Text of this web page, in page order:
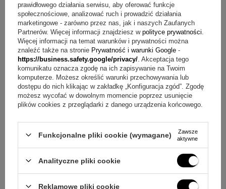
O co pytają najczęściej?
Pytanie:Jakie imię znajduje się na naszyjniku?
Odpowiedź:Zawieszka ma ozdobnie napisane imię Ania.
Pytanie: Jak mogę wykorzystać tabliczkę do personalizacji?
Odpowiedź:Tabliczka w kolorze złotym może zawierać
indywidualną dedykację, grafikę lub zdjęcie, a także można
skorzystać z naszych projektów.
Pytanie: Z jakiego materiału wykonano naszyjnik?
Odpowiedź:Produkt wykonany jest ze złota pr. 333.
Pytanie:Czy naszyjnik ma regulowaną długość?
Tak, długość naszyjnika jest regulowana.
Pytanie:Na jakie okazje pasuje ten model?Odpowiedź:To
pomysł na prezent z okazji urodzin, imienin i rocznicy.
Gotowy pomysł na prezent
prawidłowego działania serwisu, aby oferować funkcje
społecznościowe, analizować ruch i prowadzić działania
marketingowe - zarówno przez nas, jak i naszych Zaufanych
Partnerów. Więcej informacji znajdziesz w polityce prywatności
Więcej informacji na temat warunków i prywatności można
znaleźć także na stronie Prywatność i warunki Google -
https://business.safety.google/privacy/ . Akceptacja tego
komunikatu oznacza zgodę na ich zapisywanie na Twoim
komputerze. Możesz określić warunki przechowywania lub
dostępu do nich klikając w zakładkę „Konfiguracja zgód”. Zgodę
możesz wycofać w dowolnym momencie poprzez usunięcie
plików cookies z przeglądarki z danego urządzenia końcowego.
Funkcjonalne pliki cookie (wymagane)
Zawsze
aktywne
Analityczne pliki cookie
Reklamowe pliki cookie